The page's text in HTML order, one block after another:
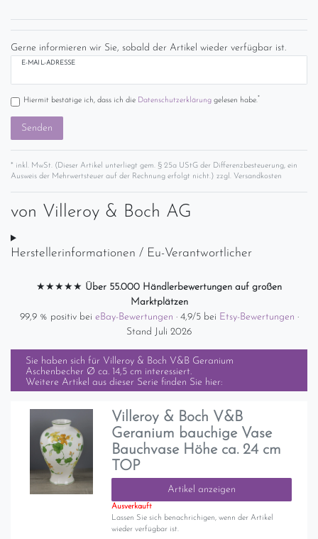
Gerne informieren wir Sie, sobald der Artikel wieder verfügbar ist.
E-MAIL-ADRESSE
Hiermit bestätige ich, dass ich die Daten­schutz­erklärunggelesen habe.*
Senden
* inkl. MwSt. (Dieser Artikel unterliegt gem. § 25a UStG der Differenzbesteuerung, ein
Ausweis der Mehrwertsteuer auf der Rechnung erfolgt nicht.) zzgl. Versandkosten
von Villeroy & Boch AG
Herstellerinformationen / Eu-Verantwortlicher
★★★★★ Über 55.000 Händlerbewertungen auf großen
Marktplätzen
99,9 % positiv bei eBay-Bewertungen · 4,9/5 bei Etsy-Bewertungen ·
Stand Juli 2026
Sie haben sich für Villeroy & Boch V&B Geranium
Aschenbecher Ø ca. 14,5 cm interessiert.
Weitere Artikel aus dieser Serie finden Sie hier:
Villeroy & Boch V&B
Geranium bauchige Vase
Bauchvase Höhe ca. 24 cm
TOP
Artikel anzeigen
Ausverkauft
Lassen Sie sich benachrichigen, wenn der Artikel
wieder verfügbar ist.